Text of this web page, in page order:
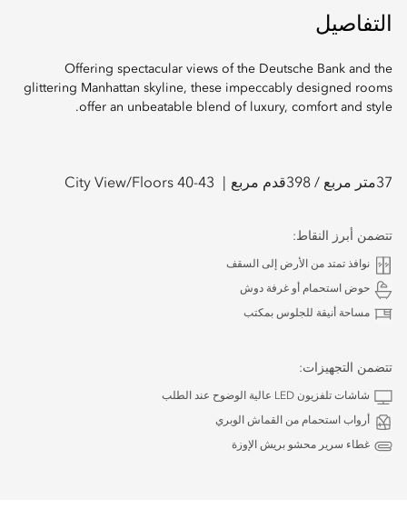
التفاصيل
Offering spectacular views of the Deutsche Bank and the
glittering Manhattan skyline, these impeccably designed rooms
offer an unbeatable blend of luxury, comfort and style.
37متر مربع / 398قدم مربع City View/Floors 40-43
تتضمن أبرز النقاط:
نوافذ تمتد من الأرض إلى السقف
حوض استحمام أو غرفة دوش
مساحة أنيقة للجلوس بمكتب
تتضمن التجهيزات:
شاشات تلفزيون LED عالية الوضوح عند الطلب
أرواب استحمام من القماش الوبري
غطاء سرير محشو بريش الإوزة